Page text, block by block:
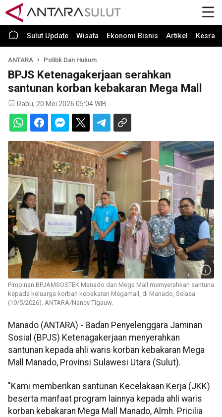
Sulut Update Wisata Ekonomi Bisnis Artikel Kesra
ANTARA Politik Dan Hukum
BPJS Ketenagakerjaan serahkan
santunan korban kebakaran Mega Mall
Rabu, 20 Mei 2026 05:04 WIB
Pimpinan BPJAMSOSTEK Manado dan Mega Mall memyerahkan santuna
kepada keluarga korban kebakaran Megamall, di Manado, Selasa
(19/5/2026). ANTARA/Nancy Tigauw.
Manado (ANTARA) - Badan Penyelenggara Jaminan
Sosial (BPJS) Ketenagakerjaan menyerahkan
santunan kepada ahli waris korban kebakaran Mega
Mall Manado, Provinsi Sulawesi Utara (Sulut).
"Kami memberikan santunan Kecelakaan Kerja (JKK)
beserta manfaat program lainnya kepada ahli waris
korban kebakaran Mega Mall Manado, Almh. Pricilia